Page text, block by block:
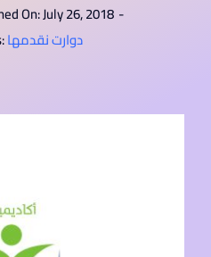
On: July 26, 2018 -
دوارت نقدمها